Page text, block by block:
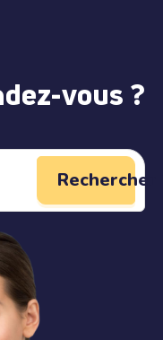
vous ?
Rechercher